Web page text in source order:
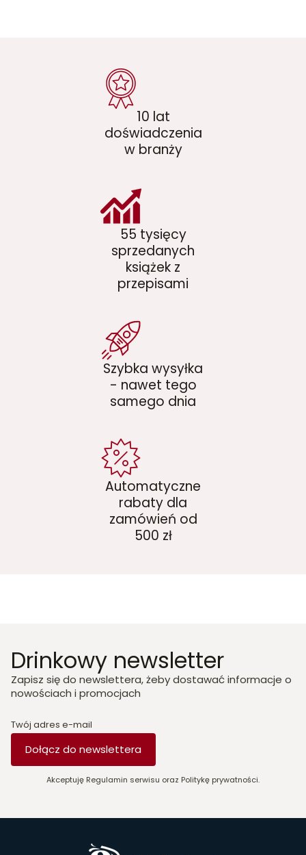
10 lat
doświadczenia
w branży
55 tysięcy
sprzedanych
książek z
przepisami
Szybka wysyłka
- nawet tego
samego dnia
Automatyczne
rabaty dla
zamówień od
500 zł
Drinkowy newsletter
Zapisz się do newslettera, żeby dostawać informacje o
nowościach i promocjach
Twój adres e-mail
Dołącz do newslettera
Akceptuję Regulamin serwisu oraz Politykę prywatności.